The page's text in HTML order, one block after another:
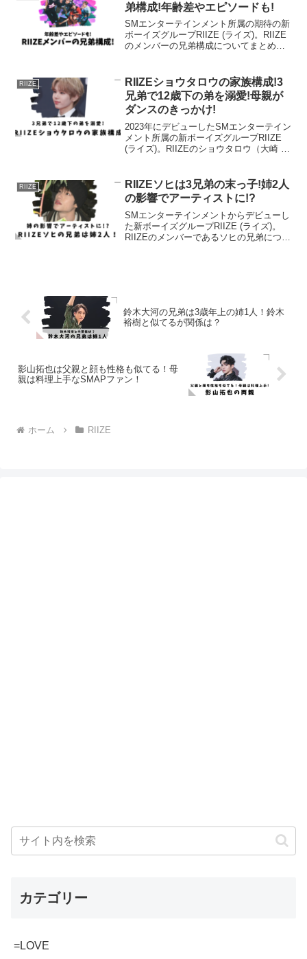
弟構成!年齢差やエピソードも!
SMエンターテインメント所属の期待の新
ボーイズグループRIIZE (ライズ)。RIIZE
のメンバーの兄弟構成についてまとめま
載しています！RIIZEメンバーの兄弟構...
RIIZE
RIIZEショウタロウの家族構成!3
兄弟で12歳下の弟を溺愛!母親が
ダンスのきっかけ!
2023年にデビューしたSMエンターテイン
メント所属の新ボーイズグループRIIZE
(ライズ)。RIIZEのショウタロウ（大崎 将
ます。ショウタロウさんの父親、母親や
兄...
RIIZE
RIIZEソヒは3兄弟の末っ子!姉2人
の影響でアーティストに!?
SMエンターテインメントからデビューし
た新ボーイズグループRIIZE (ライズ)。
RIIZEのメンバーであるソヒの兄弟につい
鈴木大河の兄弟は3歳年上の姉1人！鈴木
裕樹と似てるが関係は？
影山拓也は父親と顔も性格も似てる！母
親は料理上手なSMAPファン！
ホーム RIIZE
カテゴリー
=LOVE